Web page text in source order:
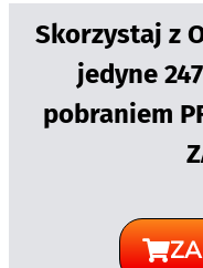
Skorzystaj z
jedyne
pobraniem